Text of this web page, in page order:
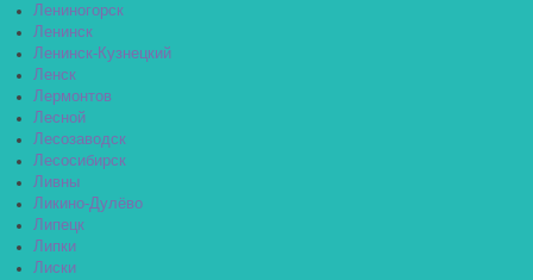
Лениногорск
Ленинск
Ленинск-Кузнецкий
Ленск
Лермонтов
Лесной
Лесозаводск
Лесосибирск
Ливны
Ликино-Дулёво
Липецк
Липки
Лиски